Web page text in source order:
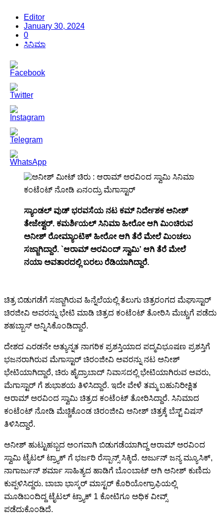
Editor
January 30, 2024
0
ಸಿನಿಮಾ
ಸ್ಯಾಂಡಲ್ ವುಡ್ ಭರವಸೆಯ ನಟ ಕಮ್ ನಿರ್ದೇಶಕ ಅನೀಶ್
ತೇಜೇಶ್ವರ್. ಕಮರ್ಶಿಯಲ್ ಸಿನಿಮಾ ಹೀರೋ ಆಗಿ ಮಿಂಚಿರುವ
ಅನೀಶ್ ರೋಮ್ಯಾಂಟಿಕ್ ಹೀರೋ ಆಗಿ ತೆರೆ ಮೇಲೆ ಮಿಂಚಲು
ಸಜ್ಜಾಗಿದ್ದಾರೆ. `ಆರಾಮ್ ಅರವಿಂದ್ ಸ್ವಾಮಿ’ ಆಗಿ ತೆರೆ ಮೇಲೆ
ನಯಾ ಅವತಾರದಲ್ಲಿ ಬರಲು ರೆಡಿಯಾಗಿದ್ದಾರೆ.
ಚಿತ್ರ ಬಿಡುಗಡೆಗೆ ಸಜ್ಜಾಗಿರುವ ಹಿನ್ನೆಲೆಯಲ್ಲಿ ತೆಲುಗು ಚಿತ್ರರಂಗದ ಮೆಘಾಸ್ಟಾರ್
ಚಿರಜೀವಿ ಅವರನ್ನು ಭೇಟಿ ಮಾಡಿ ಚಿತ್ರದ ಕಂಟೆಂಟ್ ತೋರಿಸಿ ಮೆಚ್ಚುಗೆ ಪಡೆದು
ಶಹಬ್ಬಾಸ್ ಅನ್ನಿಸಿಕೊಂಡಿದ್ದಾರೆ.
ದೇಶದ ಎರಡನೇ ಅತ್ಯುನ್ನತ ನಾಗರಿಕ ಪ್ರಶಸ್ತಿಯಾದ ಪದ್ಮವಿಭೂಷಣ ಪ್ರಶಸ್ತಿಗೆ
ಭಜನರಾಗಿರುವ ಮೆಗಾಸ್ಟಾರ್ ಚಿರಂಜೀವಿ ಅವರನ್ನು ನಟ ಅನೀಶ್
ಭೇಟಿಯಾಗಿದ್ದಾರೆ, ಚಿರು ಹೈದ್ರಾಬಾದ್ ನಿವಾಸದಲ್ಲಿ ಭೇಟಿಯಾಗಿರುವ ಅವರು,
ಮೆಗಾಸ್ಟಾರ್ ಗೆ ಶುಭಾಶಯ ತಿಳಿಸಿದ್ದಾರೆ. ಇದೇ ವೇಳೆ ತಮ್ಮ ಬಹುನಿರೀಕ್ಷಿತ
ಆರಾಮ್ ಅರವಿಂದ ಸ್ವಾಮಿ ಚಿತ್ರದ ಕಂಟೆಂಟ್ ತೋರಿಸಿದ್ದಾರೆ. ಸಿನಿಮಾದ
ಕಂಟೆಂಟ್ ನೋಡಿ ಮೆಚ್ಚಿಕೊಂಡ ಚಿರಂಜೀವಿ ಅನೀಶ್ ಚಿತ್ರಕ್ಕೆ ಬೆಸ್ಟ್ ವಿಷಸ್
ತಿಳಿಸಿದ್ದಾರೆ.
ಅನೀಶ್ ಹುಟ್ಟುಹಬ್ಬದ ಅಂಗವಾಗಿ ಬಿಡುಗಡೆಯಾಗಿದ್ದ ಆರಾಮ್ ಅರವಿಂದ
ಸ್ವಾಮಿ ಟೈಟಲ್ ಟ್ರ್ಯಾಕ್ ಗೆ ಭರ್ಜರಿ ರೆಸ್ಪಾನ್ಸ್ ಸಿಕ್ಕಿದೆ. ಅರ್ಜುನ್ ಜನ್ಯ ಮ್ಯೂಸಿಕ್,
ನಾಗಾರ್ಜುನ್ ಶರ್ಮಾ ಸಾಹಿತ್ಯದ ಹಾಡಿಗೆ ಬೊಂಬಾಟ್ ಆಗಿ ಅನೀಶ್ ಕುಣಿದು
ಕುಪ್ಪಳಿಸಿದ್ದರು. ಬಾಬಾ ಭಾಸ್ಕರ್ ಮಾಸ್ಟರ್ ಕೊರಿಯೋಗ್ರಾಫಿಯಲ್ಲಿ
ಮೂಡಿಬಂದಿದ್ದ ಟೈಟಲ್ ಟ್ರ್ಯಾಕ್ 1 ಕೋಟಿಗೂ ಅಧಿಕ ವೀವ್ಸ್
ಪಡೆದುಕೊಂಡಿದೆ.